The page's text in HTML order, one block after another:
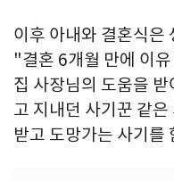
이후 아내와 결혼식은
"결혼 6개월 만에 이
집 사장님의 도움을
고 지내던 사기꾼 같
받고 도망가는 사기를